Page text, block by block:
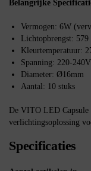
Belangrijke
Vermogen: 6W
Lichtopbrengst: 579
Kleurtemperatuur:
Spanning: 220-240V
Diameter: Ø16mm
Aantal: 10 stuks
De VITO LED Capsule
verlichtingsoplossing
Specificaties